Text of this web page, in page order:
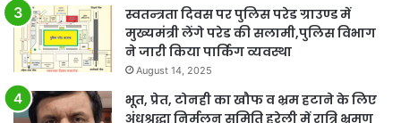
स्वतन्त्रता दिवस पर पुलिस परेड ग्राउण्ड में
मुख्यमंत्री लेंगे परेड की सलामी,पुलिस विभाग
ने जारी किया पार्किग व्यवस्था
August 14, 2025
भूत, प्रेत, टोनही का खौफ व भ्रम हटाने के लिए
अंधश्रद्धा निर्मूलन समिति हरेली में रात्रि भ्रमण